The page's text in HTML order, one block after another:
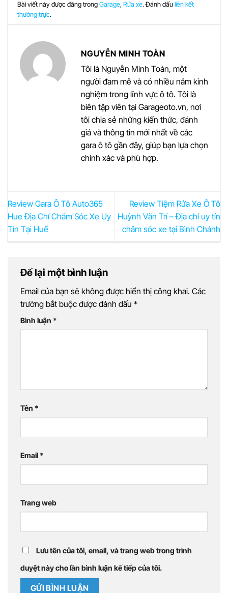
Bài viết này được đăng trongGarage,Rửa xe. Đánh dấuliên kết
thường trực.
NGUYỄN MINH TOÀN
Tôi là Nguyễn Minh Toàn, một
người đam mê và có nhiều năm kinh
nghiệm trong lĩnh vực ô tô. Tôi là
biên tập viên tại Garageoto.vn, nơi
tôi chia sẻ những kiến thức, đánh
giá và thông tin mới nhất về các
gara ô tô gần đây, giúp bạn lựa chọn
chính xác và phù hợp.
Review Gara Ô Tô Auto365
Hue Địa Chỉ Chăm Sóc Xe Uy
Tín Tại Huế
Review Tiệm Rửa Xe Ô Tô
Huỳnh Văn Trí – Địa chỉ uy tín
chăm sóc xe tại Bình Chánh
Để lại một bình luận
Email của bạn sẽ không được hiển thị công khai. Các
trường bắt buộc được đánh dấu *
Bình luận *
Tên *
Email *
Trang web
Lưu tên của tôi, email, và trang web trong trình
duyệt này cho lần bình luận kế tiếp của tôi.